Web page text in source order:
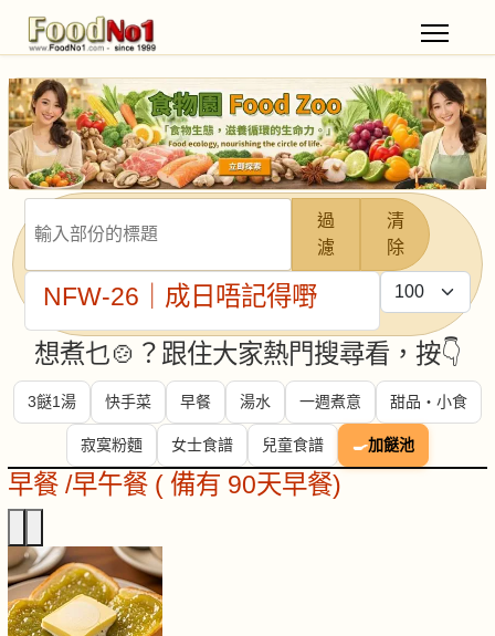
過
濾
清
除
每頁顯示條數
NFW-26｜成日唔記得嘢
想煮乜🍲？跟住大家熱門搜尋看，按👇
3餸1湯 快手菜 早餐 湯水 一週煮意 甜品・小食
寂寞粉麵 女士食譜 兒童食譜 🍳加餸池
早餐 /早午餐 ( 備有 90天早餐)